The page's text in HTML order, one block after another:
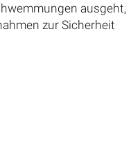
ausgeht,
zur Sicherheit